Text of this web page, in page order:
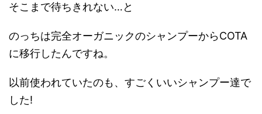
そこまで待ちきれない…と
のっちは完全オーガニックのシャンプーからCOTA
に移行したんですね。
以前使われていたのも、すごくいいシャンプー達で
した!